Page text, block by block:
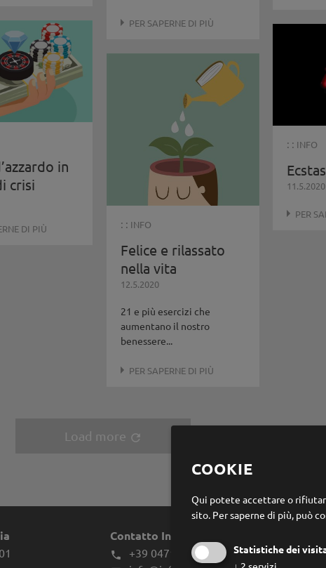
PER SAPERNE DI PIÙ
in
crisi
DI PIÙ : : INFO
Felice e rilassato
nella vita
12.5.2020
21 e più esercizi che
aumentano il nostro
benessere...
PER SAPERNE DI PIÙ
: : INFO
11.5.2020
PER
Load more refresh
Contatto Infes
 +39 0471 970039
COOKIE
Qui potete accettare o
sito. Per saperne di più, può
Statistiche dei